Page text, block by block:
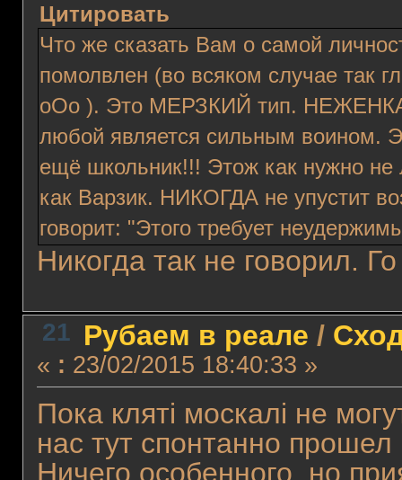
Цитировать
Что же сказать Вам о самой
помолвлен (во всяком случае так
oOo ). Это МЕРЗКИЙ тип. НЕЖЕНКА.
любой является сильным воином.
ещё школьник!!! Этож как нужно не
как Варзик. НИКОГДА не упустит
говорит: "Этого требует
Никогда так не говорил.
21 Рубаем в реале /
« : 23/02/2015 18:40:33 »
Пока клятi москалi не
нас тут спонтанно
Ничего особенного, но